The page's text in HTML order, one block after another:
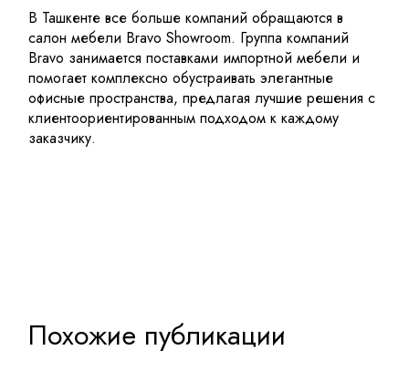
В Ташкенте все больше компаний обращаются в
салон мебели Bravo Showroom. Группа компаний
Bravo занимается поставками импортной мебели и
помогает комплексно обустраивать элегантные
офисные пространства, предлагая лучшие решения с
клиентоориентированным подходом к каждому
заказчику.
Похожие публикации